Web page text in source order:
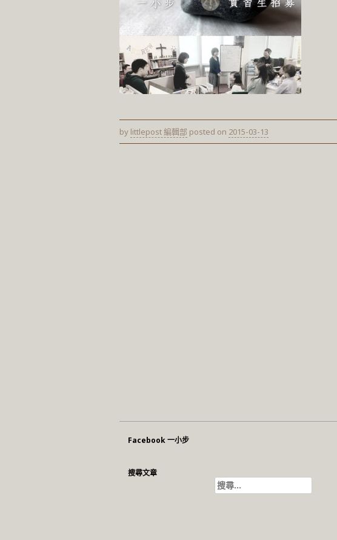
by littlepost 編輯部 posted on 2015-03-13
Facebook 一小步
搜尋文章
搜
尋